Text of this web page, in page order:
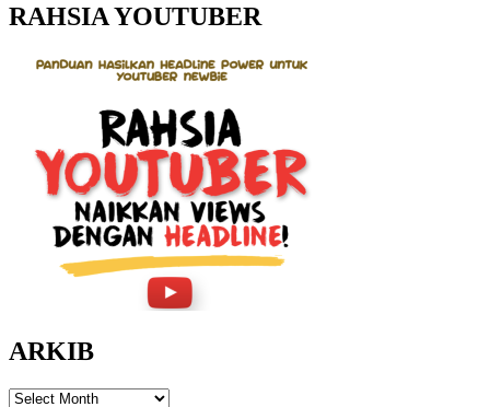
RAHSIA YOUTUBER
ARKIB
ARKIB